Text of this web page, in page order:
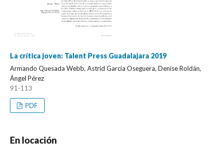
La crítica joven: Talent Press Guadalajara 2019
Armando Quesada Webb, Astrid García Oseguera, Denise Roldán,
Ángel Pérez
91-113
PDF
En locación